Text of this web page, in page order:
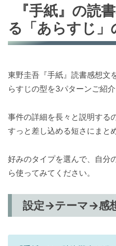
『手紙』の読
る「あらすじ」
東野圭吾『手紙』読書感想文
らすじの型を3パターンご紹介
事件の詳細を長々と説明する
すっと差し込める短さにまと
好みのタイプを選んで、自分
ら使ってみてください。
設定→テーマ→感